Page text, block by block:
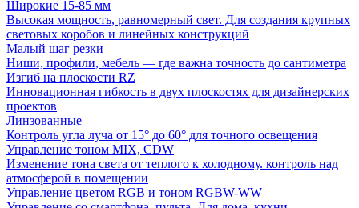
Широкие 15-85 мм
Высокая мощность, равномерный свет. Для создания крупных
световых коробов и линейных конструкций
Малый шаг резки
Ниши, профили, мебель — где важна точность до сантиметра
Изгиб на плоскости RZ
Инновационная гибкость в двух плоскостях для дизайнерских
проектов
Линзованные
Контроль угла луча от 15° до 60° для точного освещения
Управление тоном MIX, CDW
Изменение тона света от теплого к холодному. контроль над
атмосферой в помещении
Управление цветом RGB и тоном RGBW-WW